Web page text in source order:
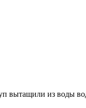
вытащили из воды